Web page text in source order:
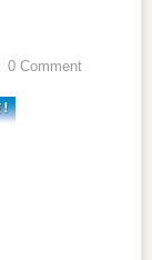
0 Comment